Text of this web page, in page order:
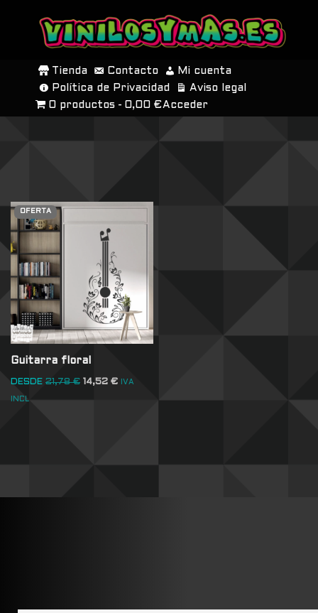
SALTAR
CONTENIDO
Tienda Contacto
Mi cuenta
Política de Privacidad
Aviso legal
0 productos
0,00 € Acceder
OFERTA
Guitarra floral
DESDE 21,78€ 14,52 € IVA
INCL